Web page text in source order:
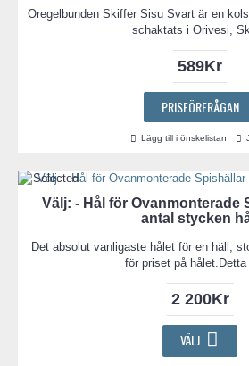
Oregelbunden Skiffer Sisu Svart är en
schaktats i Orivesi,
589Kr
PRISFÖRFRÅGAN
Lägg till i önskelistan
Välj: - Hål för Ovanmonterade
antal stycken
Det absolut vanligaste hålet för en häll,
för priset på hålet.Detta
2 200Kr
VÄLJ